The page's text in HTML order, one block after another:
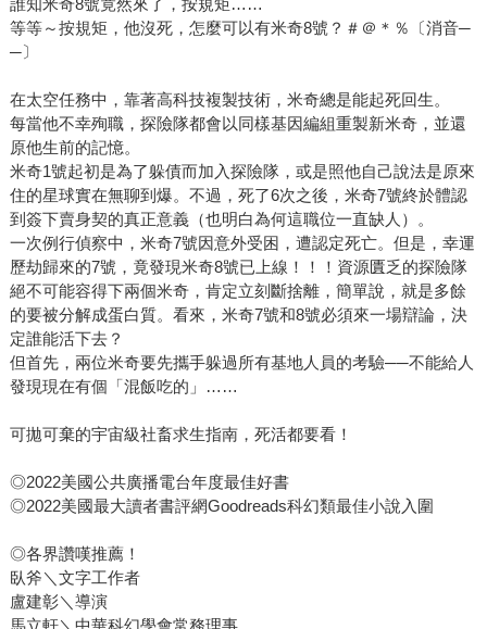
等等～按規矩，他沒死，怎麼可以有米奇8號？＃＠＊％〔消音─
─〕
在太空任務中，靠著高科技複製技術，米奇總是能起死回生。
每當他不幸殉職，探險隊都會以同樣基因編組重製新米奇，並還
原他生前的記憶。
米奇1號起初是為了躲債而加入探險隊，或是照他自己說法是原來
住的星球實在無聊到爆。不過，死了6次之後，米奇7號終於體認
到簽下賣身契的真正意義（也明白為何這職位一直缺人）。
一次例行偵察中，米奇7號因意外受困，遭認定死亡。但是，幸運
歷劫歸來的7號，竟發現米奇8號已上線！！！資源匱乏的探險隊
絕不可能容得下兩個米奇，肯定立刻斷捨離，簡單說，就是多餘
的要被分解成蛋白質。看來，米奇7號和8號必須來一場辯論，決
定誰能活下去？
但首先，兩位米奇要先攜手躲過所有基地人員的考驗──不能給人
發現現在有個「混飯吃的」……
可拋可棄的宇宙級社畜求生指南，死活都要看！
◎2022美國公共廣播電台年度最佳好書
◎2022美國最大讀者書評網Goodreads科幻類最佳小說入圍
◎各界讚嘆推薦！
臥斧＼文字工作者
盧建彰＼導演
馬立軒＼中華科幻學會常務理事